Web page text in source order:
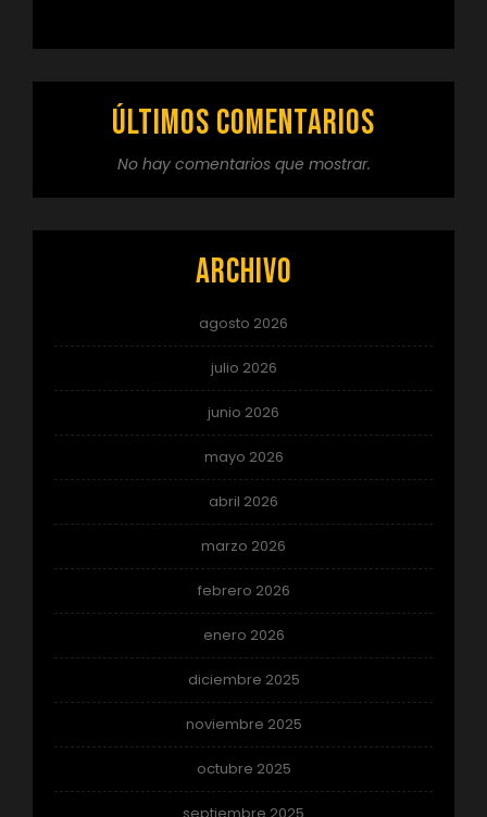
Últimos comentarios
No hay comentarios que mostrar.
Archivo
agosto 2026
julio 2026
junio 2026
mayo 2026
abril 2026
marzo 2026
febrero 2026
enero 2026
diciembre 2025
noviembre 2025
octubre 2025